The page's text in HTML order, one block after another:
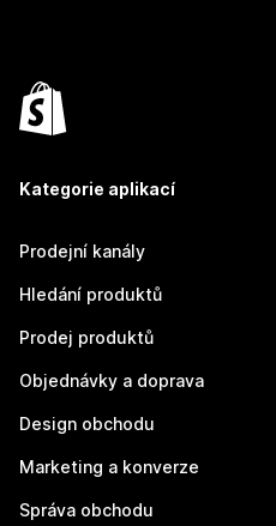
Kategorie aplikací
Prodejní kanály
Hledání produktů
Prodej produktů
Objednávky a doprava
Design obchodu
Marketing a konverze
Správa obchodu